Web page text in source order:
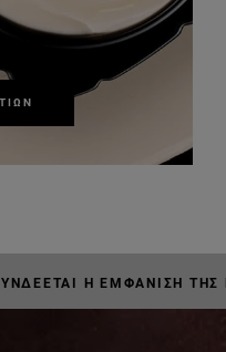
Η ΕΜΦΆΝΙΣΗ